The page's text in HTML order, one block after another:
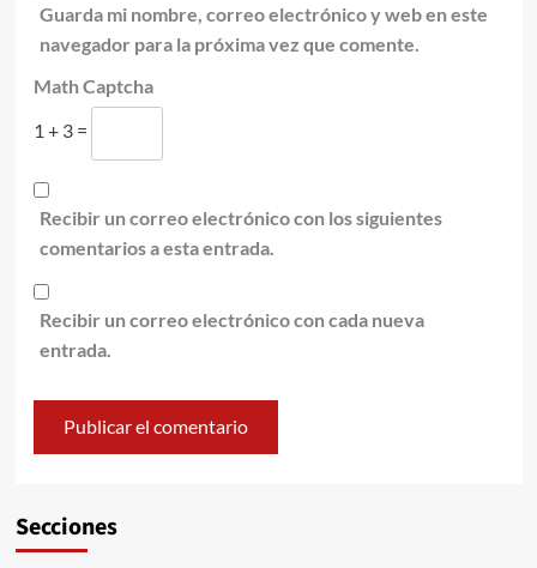
Guarda mi nombre, correo electrónico y web en este
navegador para la próxima vez que comente.
Math Captcha
1 + 3 =
Recibir un correo electrónico con los siguientes
comentarios a esta entrada.
Recibir un correo electrónico con cada nueva
entrada.
Secciones